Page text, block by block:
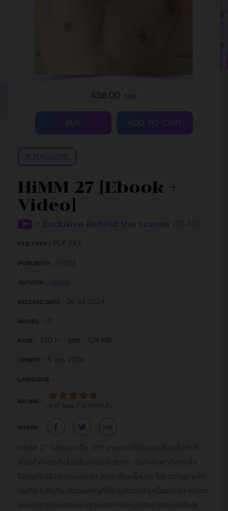
458.00 THB.
ADD TO CART
HiMM 27 [Ebook +
Video]
FILE TYPE : PDF FILE
PUBLISHER :
AUTHOR :
RELEASE DATE : 26 Jul 2024
MODEL :
PAGE : 330 P. SIZE : 329 MB.
UPDATE : 5 Jan 2026
LANGUAGE : -
RATING :
~4.77 Stars / 13 PEOPLES
SHARE :
HiMM 27 มีลักษณะเป็น "PP" ชายตรงที่มีผิวสวยที่สุดซึ่งทำให้
ส่วนสำคัญเหล่านั้นมีสีชมพูและสวยงาม ฉันกำลังพูดถึงทุกสิ่ง
ไม่ใช่แค่ริมฝีปากบางของเขา เขามีกล้ามเนื้อมาก ไม่อาจต้านทานได้
เลยที่จะไม่ฝันที่จะกัดแขนใหญ่ที่เต็มไปด้วยกล้ามเนื้อของเขา หน้าอก
ของเขากว้างมากจนคุณสามารถพิงใบหน้าได้อย่างสบายเพื่อให้